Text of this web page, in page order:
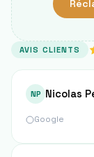
AVIS CLIENTS
NP Nicolas
Google